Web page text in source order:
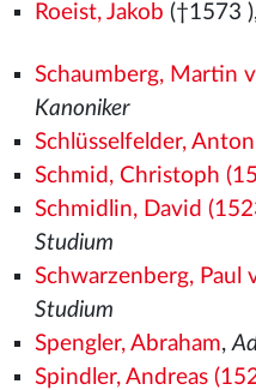
Roeist, Jakob (†1573
Schaumberg, Martin
Kanoniker
Schlüsselfelder,
Schmid, Christoph
Schmidlin, David
Studium
Schwarzenberg, Paul
Studium
Spengler, Abraham,
Spindler, Andreas